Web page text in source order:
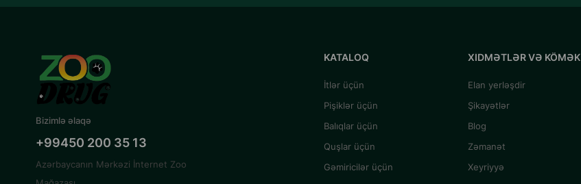
Bizimlə əlaqə
+99450 200 35 13
Azərbaycanın Mərkəzi İnternet Zoo
KATALOQ
İtlər üçün
Pişiklər üçün
Balıqlar üçün
Quşlar üçün
Gəmiricilər üçün
XIDMƏTLƏR VƏ KÖMƏK
Elan yerləşdir
Şikayətlər
Blog
Zəmanət
Xeyriyyə